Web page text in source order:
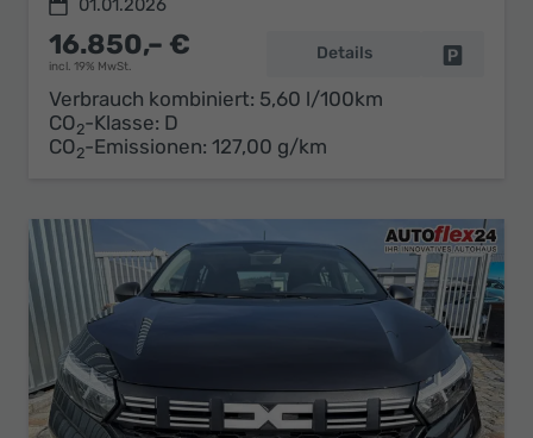
01.01.2026
16.850,– €
incl. 19% MwSt.
Details
Verbrauch kombiniert: 5,60 l/100km
CO2-Klasse: D
CO2-Emissionen: 127,00 g/km